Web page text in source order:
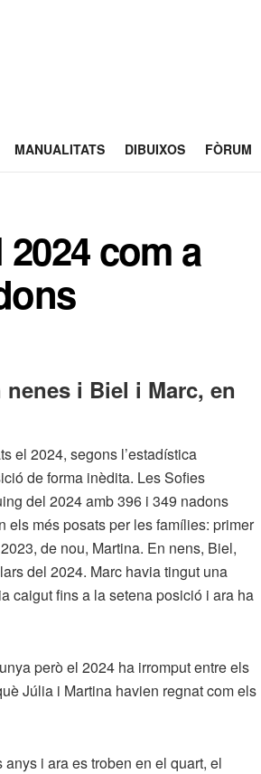
MANUALITATS DIBUIXOS FÒRUM
com a
i Biel i Marc, en
el 2024, segons l’estadística
de forma inèdita. Les Sofies
del 2024 amb 396 i 349 nadons
els més posats per les famílies: primer
de nou, Martina. En nens, Biel,
del 2024. Marc havia tingut una
caigut fins a la setena posició i ara ha
però el 2024 ha irromput entre els
Júlia i Martina havien regnat com els
i ara es troben en el quart, el